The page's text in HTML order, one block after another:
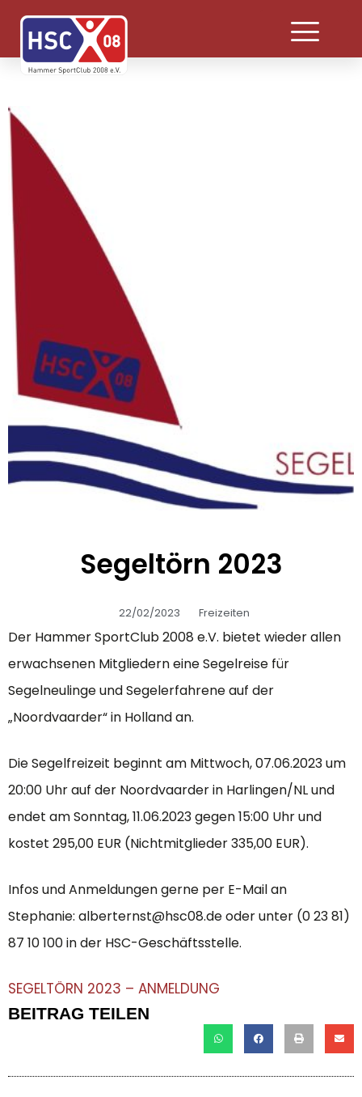
Segeltörn 2023
22/02/2023 Freizeiten
Der Hammer SportClub 2008 e.V. bietet wieder allen
erwachsenen Mitgliedern eine Segelreise für
Segelneulinge und Segelerfahrene auf der
„Noordvaarder“ in Holland an.
Die Segelfreizeit beginnt am Mittwoch, 07.06.2023 um
20:00 Uhr auf der Noordvaarder in Harlingen/NL und
endet am Sonntag, 11.06.2023 gegen 15:00 Uhr und
kostet 295,00 EUR (Nichtmitglieder 335,00 EUR).
Infos und Anmeldungen gerne per E-Mail an
Stephanie: alberternst@hsc08.de oder unter (0 23 81)
87 10 100 in der HSC-Geschäftsstelle.
SEGELTÖRN 2023 – ANMELDUNG
BEITRAG TEILEN